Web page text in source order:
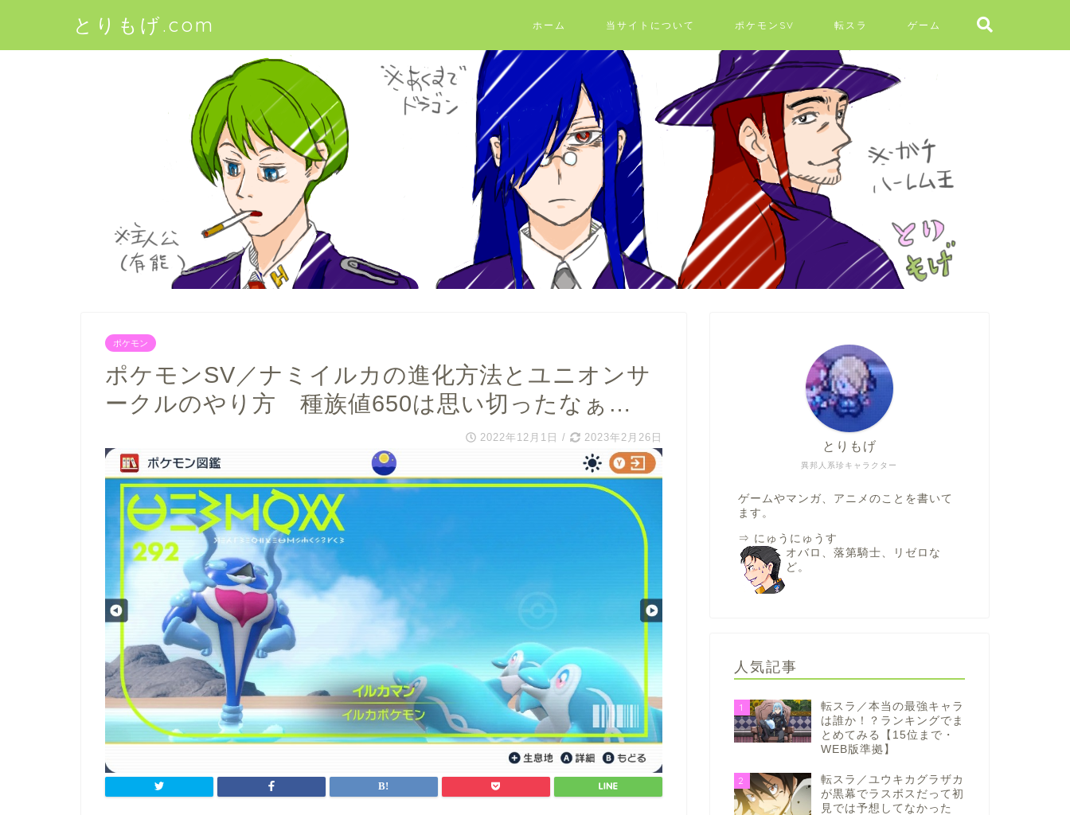
とりもげ.com ホーム 当サイトについて ポケモンSV 転スラ ゲーム
ポケモン
ポケモンSV／ナミイルカの進化方法とユニオンサ
ークルのやり方 種族値650は思い切ったなぁ…
2022年12月1日 / 2023年2月26日
異邦人系珍キャラクター
とりもげ
ゲームやマンガ、アニメのことを書いて
ます。
⇒ にゅうにゅうす
オバロ、落第騎士、リゼロな
ど。
人気記事
1
転スラ／本当の最強キャラ
は誰か！？ランキングでま
とめてみる【15位まで・
WEB版準拠】
2
転スラ／ユウキカグラザカ
が黒幕でラスボスだって初
見では予想してなかった